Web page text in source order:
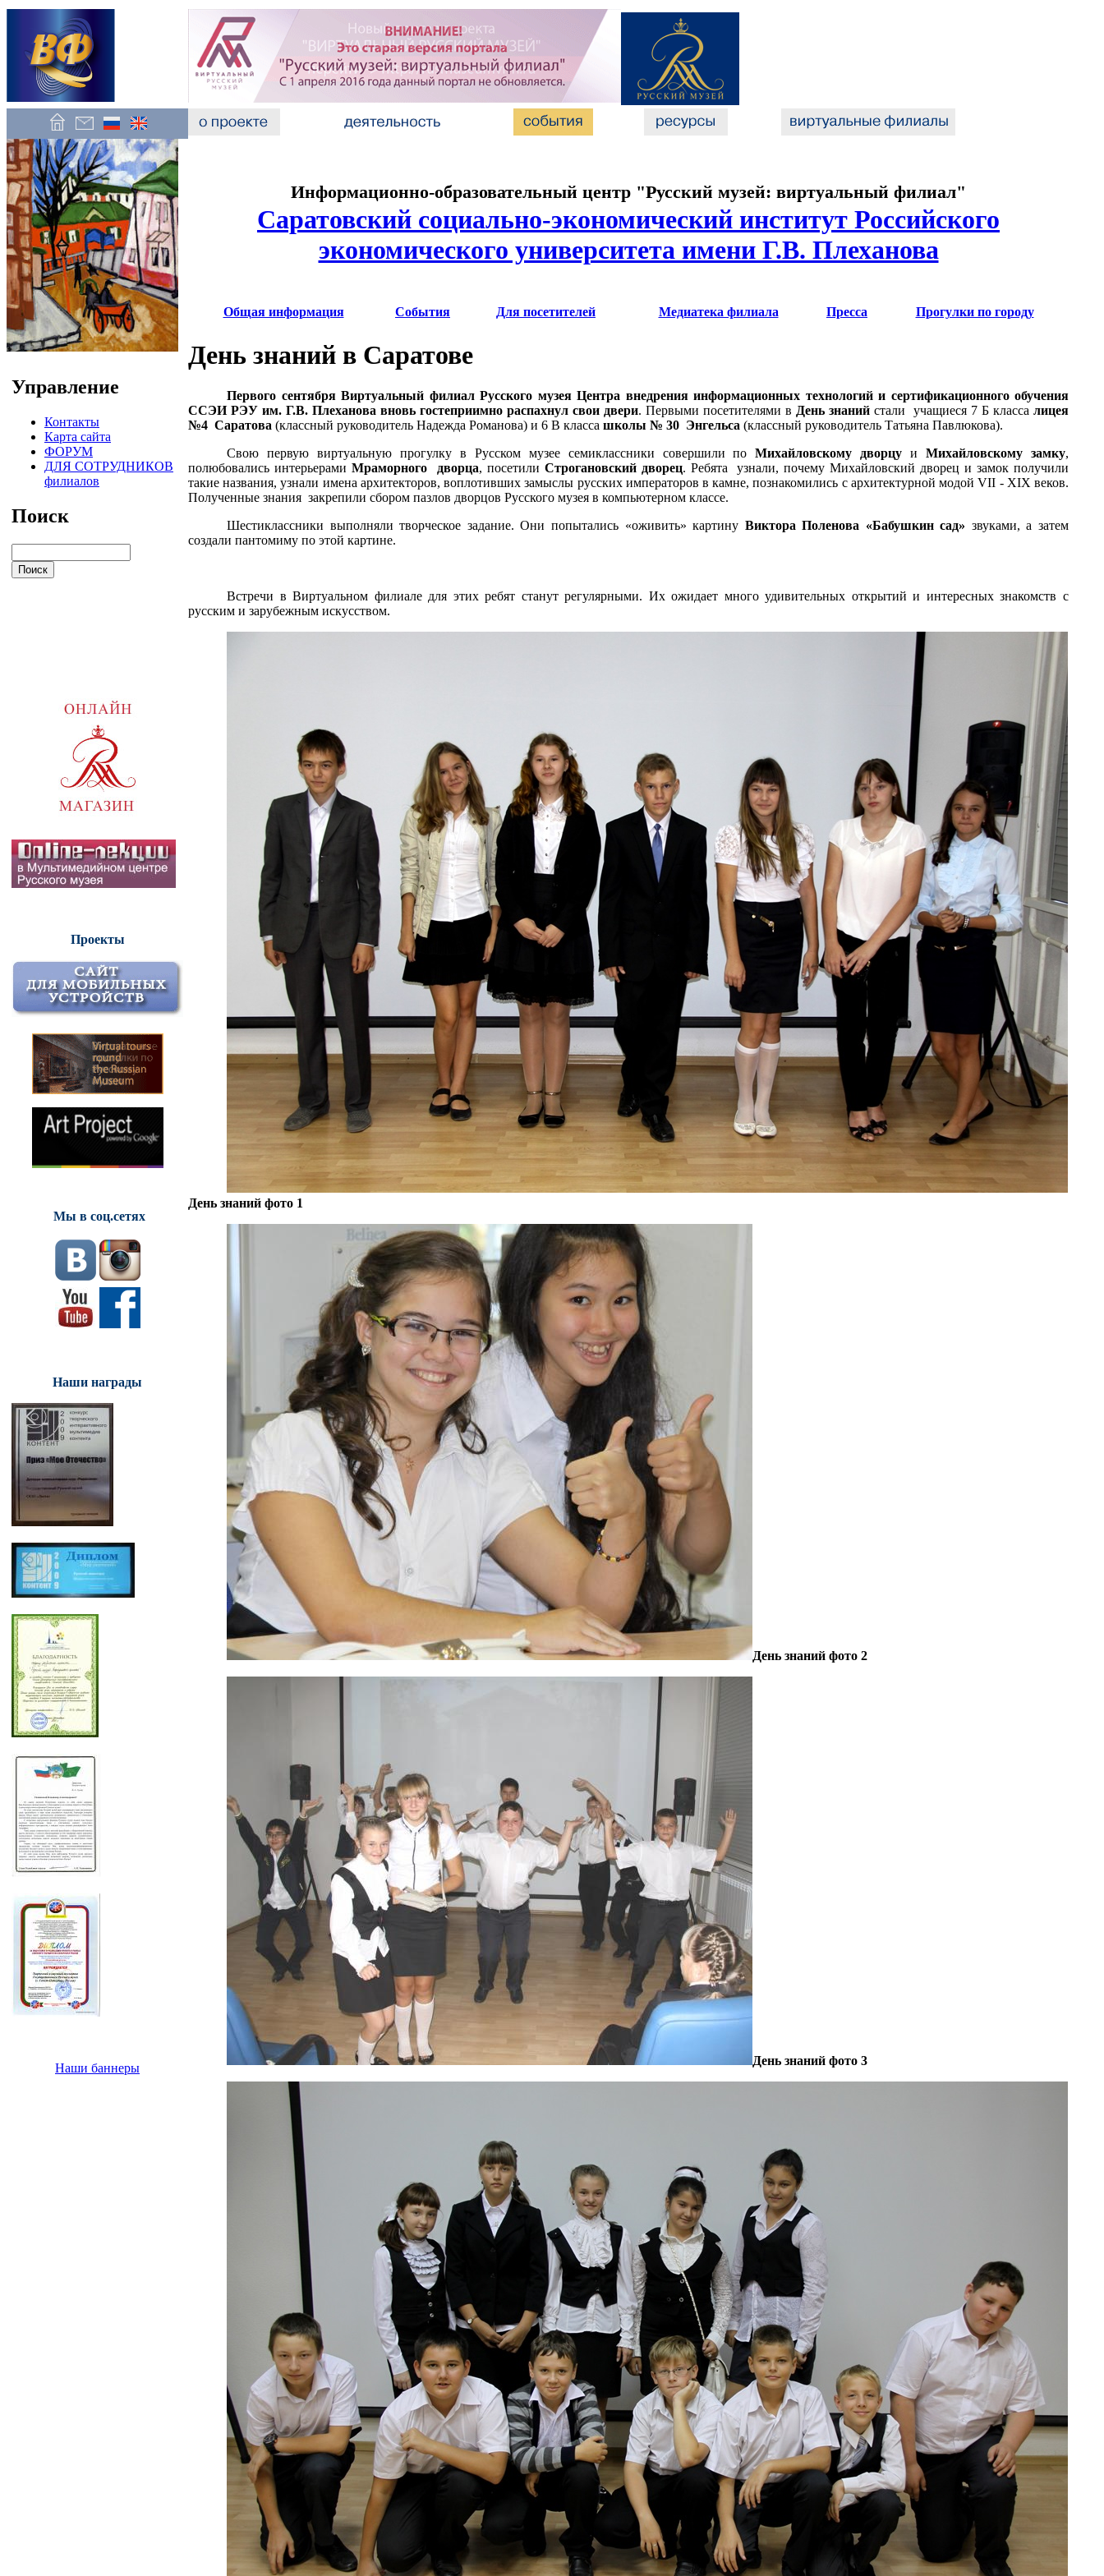
Управление
Контакты
Карта сайта
ФОРУМ
ДЛЯ СОТРУДНИКОВ
филиалов
Поиск
Проекты
Мы в соц.сетях
Наши награды
Наши баннеры
Информационно-образовательный центр "Русский музей: виртуальный филиал"
Саратовский социально-экономический институт Российского
экономического университета имени Г.В. Плеханова
Общая информация События Для посетителей Медиатека филиала Пресса Прогулки по городу
День знаний в Саратове
Первого сентября Виртуальный филиал Русского музея Центра внедрения информационных технологий и сертификационного обучения
ССЭИ РЭУ им. Г.В. Плеханова вновь гостеприимно распахнул свои двери. Первыми посетителями в День знаний стали учащиеся 7 Б класса лицея
№4 Саратова (классный руководитель Надежда Романова) и 6 В класса школы № 30 Энгельса (классный руководитель Татьяна Павлюкова).
Свою первую виртуальную прогулку в Русском музее семиклассники совершили поМихайловскому дворцу иМихайловскому замку,
полюбовались интерьерами Мраморного дворца, посетили Строгановский дворец. Ребята узнали, почему Михайловский дворец и замок получили
такие названия, узнали имена архитекторов, воплотивших замыслы русских императоров в камне, познакомились с архитектурной модой VII - XIX веков.
Полученные знания закрепили сбором пазлов дворцов Русского музея в компьютерном классе.
Шестиклассники выполняли творческое задание. Они попытались «оживить» картину Виктора Поленова «Бабушкин сад» звуками, а затем
создали пантомиму по этой картине.
Встречи в Виртуальном филиале для этих ребят станут регулярными. Их ожидает много удивительных открытий и интересных знакомств с
русским и зарубежным искусством.
День знаний фото 1
День знаний фото 2
День знаний фото 3